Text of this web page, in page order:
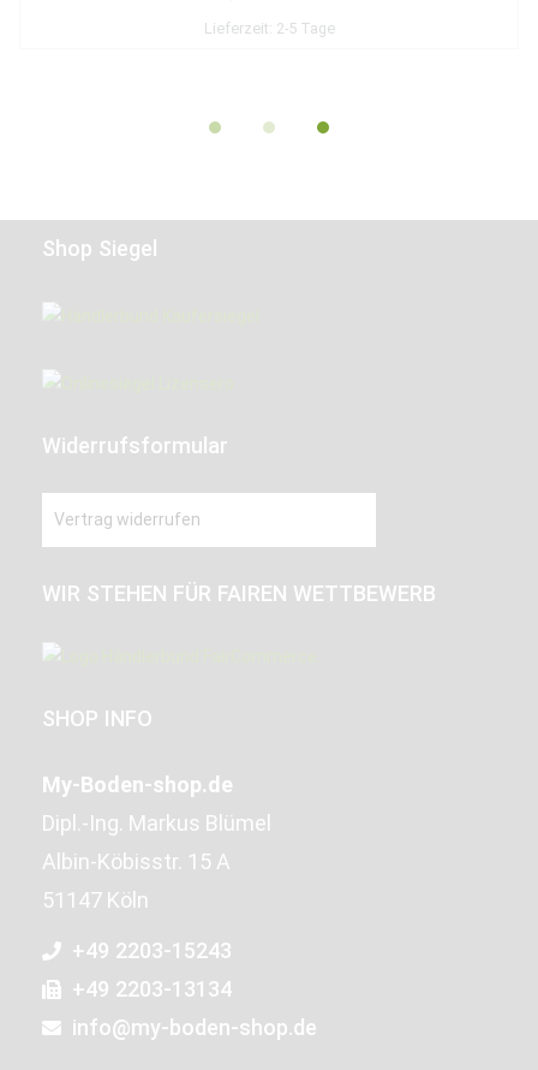
Lieferzeit: 2-5 Tage
Shop Siegel
Widerrufsformular
Vertrag widerrufen
WIR STEHEN FÜR FAIREN WETTBEWERB
SHOP INFO
My-Boden-shop.de
Dipl.-Ing. Markus Blümel
Albin-Köbisstr. 15 A
51147 Köln
+49 2203-15243
+49 2203-13134
info@my-boden-shop.de